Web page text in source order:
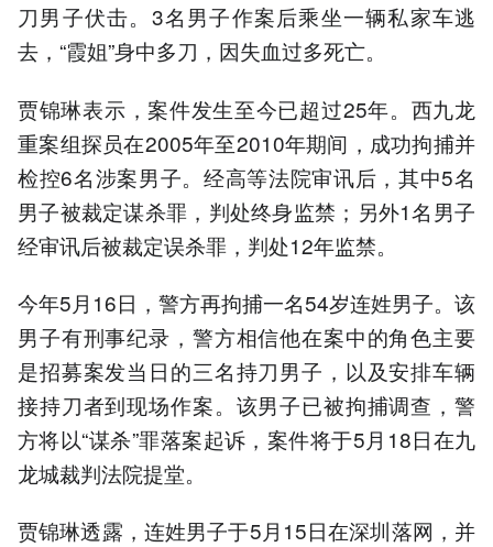
刀男子伏击。3名男子作案后乘坐一辆私家车逃
去，“霞姐”身中多刀，因失血过多死亡。
贾锦琳表示，案件发生至今已超过25年。西九龙
重案组探员在2005年至2010年期间，成功拘捕并
检控6名涉案男子。经高等法院审讯后，其中5名
男子被裁定谋杀罪，判处终身监禁；另外1名男子
经审讯后被裁定误杀罪，判处12年监禁。
今年5月16日，警方再拘捕一名54岁连姓男子。该
男子有刑事纪录，警方相信他在案中的角色主要
是招募案发当日的三名持刀男子，以及安排车辆
接持刀者到现场作案。该男子已被拘捕调查，警
方将以“谋杀”罪落案起诉，案件将于5月18日在九
龙城裁判法院提堂。
贾锦琳透露，连姓男子于5月15日在深圳落网，并